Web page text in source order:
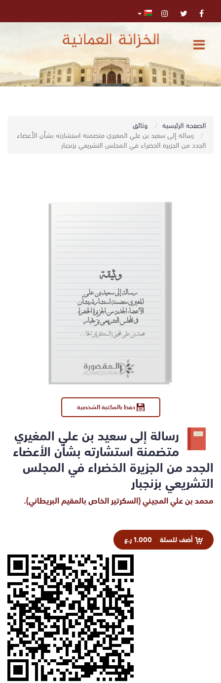
المركز
الإعلامي
الصفحة الرئيسية وثائق
رسالة إلى سعيد بن علي المغيري متضمنة استشارته بشأن الأعضاء
الجدد من الجزيرة الخضراء في المجلس التشريعي بزنجبار
حفظ بالمكتبة الشخصية
وثيقة
رسالة إلى سعيد بن علي
المغيري متضمنة استشارته بشأن
الأعضاء الجدد من الجزيرة الخضراء
في المجلس التشريعي بزنجبار
محمد بن علي المجيني (السكرتير الخاص بالمقيم البريطاني).
رسالة إلى سعيد بن علي المغيري
متضمنة استشارته بشأن الأعضاء
الجدد من الجزيرة الخضراء في المجلس
التشريعي بزنجبار
محمد بن علي المجيني (السكرتير الخاص بالمقيم البريطاني).
أضف للسلة 1.000 ر.ع